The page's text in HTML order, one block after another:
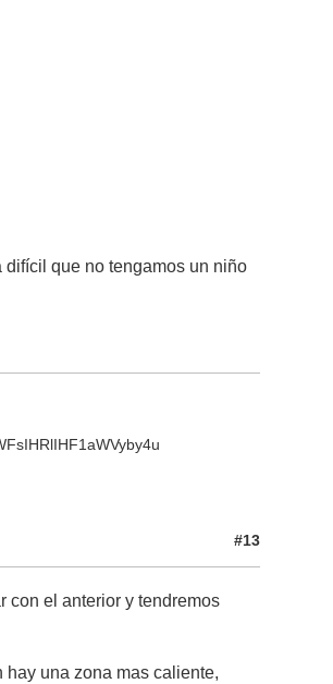
que no tengamos un niño
#13
con el anterior y tendremos
una zona mas caliente,